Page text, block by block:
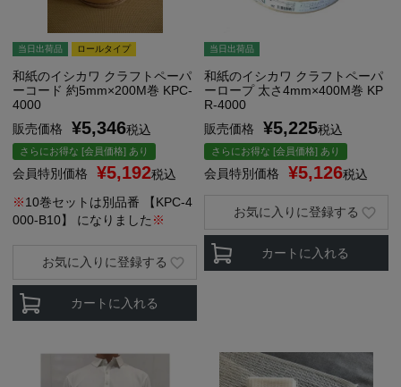
当日出荷品 ロールタイプ
和紙のイシカワ クラフトペーパ
ーコード 約5mm×200M巻 KPC-
4000
販売価格
¥5,346税込
さらにお得な [会員価格] あり
会員特別価格 ¥5,192税込
※10巻セットは別品番
【KPC-4
000-B10】
になりました ※
カートに入れる
お気に入りに登録する
当日出荷品
和紙のイシカワ クラフトペーパ
ーロープ 太さ4mm×400M巻 KP
R-4000
販売価格
¥5,225税込
さらにお得な [会員価格] あり
会員特別価格 ¥5,126税込
カートに入れる
お気に入りに登録する